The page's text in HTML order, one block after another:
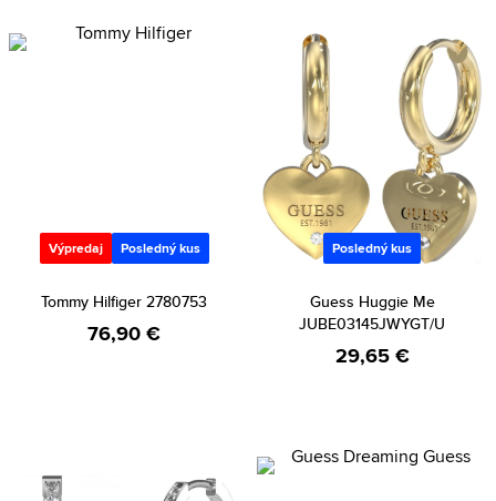
Výpredaj Posledný kus
Tommy Hilfiger 2780753
76,90 €
Posledný kus
Guess Huggie Me
JUBE03145JWYGT/U
29,65 €